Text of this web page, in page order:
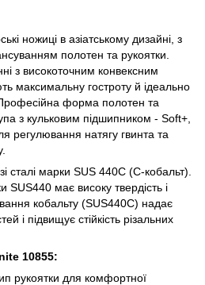
ножиці в азіатському дизайні, з
полотен та рукоятки.
з високоточним конвексним
максимальну гостроту й ідеально
форма полотен та
з кульковим підшипником - Soft+,
регулювання натягу гвинта та
сталі марки SUS 440C (С-кобальт).
SUS440 має високу твердість і
кобальту (SUS440С) надає
і підвищує стійкість різальних
10855:
рукоятки для комфортної